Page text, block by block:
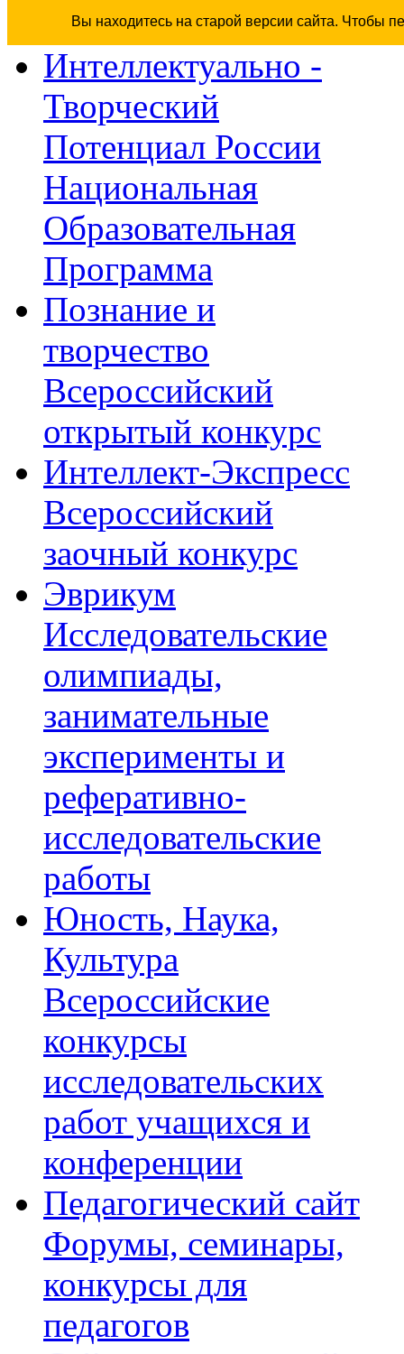
Вы находитесь на старой версии сайта. Чтобы
Интеллектуально -
Творческий
Потенциал России
Национальная
Образовательная
Программа
Познание и
творчество
Всероссийский
открытый конкурс
Интеллект-Экспресс
Всероссийский
заочный конкурс
Эврикум
Исследовательские
олимпиады,
занимательные
эксперименты и
реферативно-
исследовательские
работы
Юность, Наука,
Культура
Всероссийские
конкурсы
исследовательских
работ учащихся и
конференции
Педагогический сайт
Форумы, семинары,
конкурсы для
педагогов